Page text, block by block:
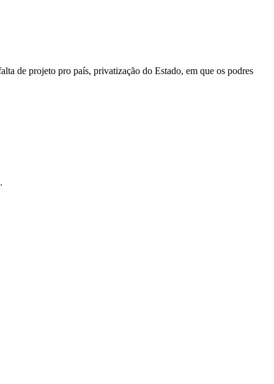
de projeto pro país, privatização do Estado, em que os podres